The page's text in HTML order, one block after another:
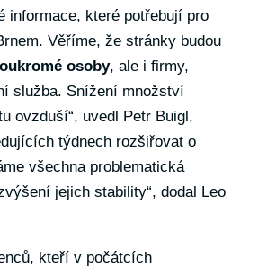
informace, které potřebují pro
Věříme, že stránky budou
osoby, ale i firmy,
služba. Snížení množství
ovzduší“, uvedl Petr Buigl,
týdnech rozšiřovat o
všechna problematická
jejich stability“, dodal Leo
kteří v počátcích